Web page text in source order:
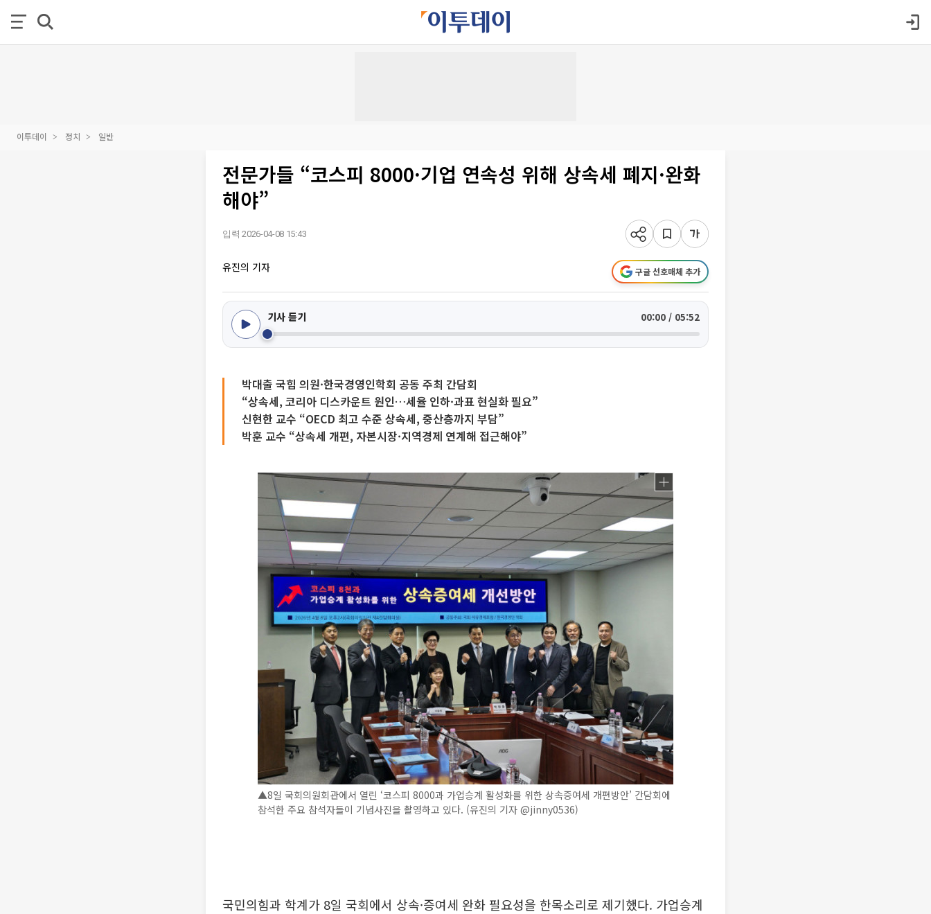
이투데이 정치 일반
전문가들 “코스피 8000·기업 연속성 위해 상속세 폐지·완화
해야”
입력 2026-04-08 15:43
유진의 기자 구글 선호매체 추가
기사 듣기 00:00 / 05:52
박대출 국힘 의원·한국경영인학회 공동 주최 간담회
“상속세, 코리아 디스카운트 원인…세율 인하·과표 현실화 필요”
신현한 교수 “OECD 최고 수준 상속세, 중산층까지 부담”
박훈 교수 “상속세 개편, 자본시장·지역경제 연계해 접근해야”
▲8일 국회의원회관에서 열린 ‘코스피 8000과 가업승계 활성화를 위한 상속증여세 개편방안’ 간담회에
참석한 주요 참석자들이 기념사진을 촬영하고 있다. (유진의 기자 @jinny0536)
국민의힘과 학계가 8일 국회에서 상속·증여세 완화 필요성을 한목소리로 제기했다. 가업승계